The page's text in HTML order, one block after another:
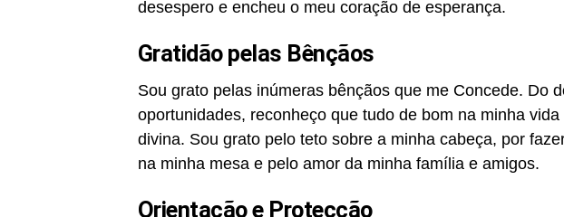
desespero e encheu o meu coração de esperança.
Gratidão pelas Bênçãos
Sou grato pelas inúmeras bênçãos que me Concede. Do
oportunidades, reconheço que tudo de bom na minha
divina. Sou grato pelo teto sobre a minha cabeça, por
na minha mesa e pelo amor da minha família e amigos.
Orientação e Protecção